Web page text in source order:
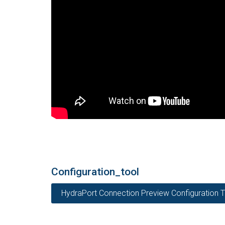
Configuration_tool
HydraPort Connection Preview Configuration